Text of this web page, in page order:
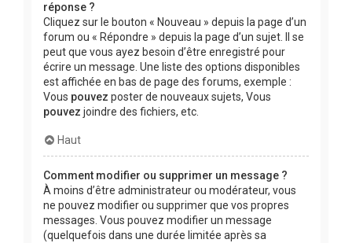
réponse ?
Cliquez sur le bouton « Nouveau » depuis la page d’un
forum ou « Répondre » depuis la page d’un sujet. Il se
peut que vous ayez besoin d’être enregistré pour
écrire un message. Une liste des options disponibles
est affichée en bas de page des forums, exemple :
Vous pouvez poster de nouveaux sujets, Vous
pouvez joindre des fichiers, etc.
Haut
Comment modifier ou supprimer un message ?
À moins d’être administrateur ou modérateur, vous
ne pouvez modifier ou supprimer que vos propres
messages. Vous pouvez modifier un message
(quelquefois dans une durée limitée après sa